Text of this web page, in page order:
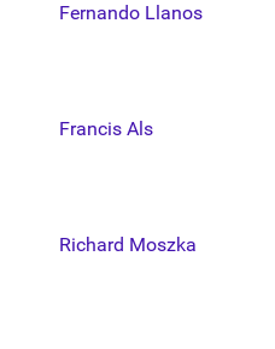
Fernando Llanos
Francis Als
Richard Moszka